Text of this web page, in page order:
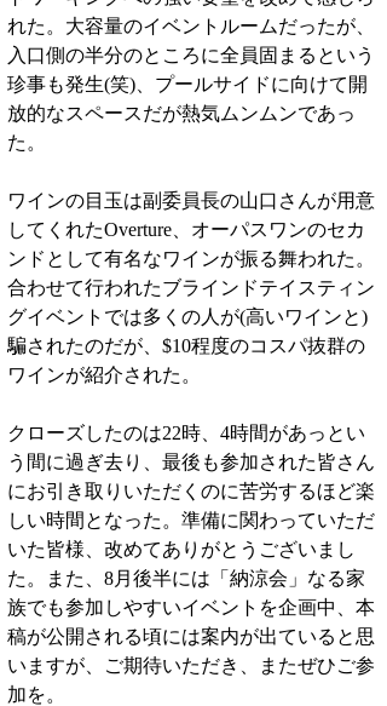
れた。大容量のイベントルームだったが、
入口側の半分のところに全員固まるという
珍事も発生(笑)、プールサイドに向けて開
放的なスペースだが熱気ムンムンであっ
た。
ワインの目玉は副委員長の山口さんが用意
してくれたOverture、オーパスワンのセカ
ンドとして有名なワインが振る舞われた。
合わせて行われたブラインドテイスティン
グイベントでは多くの人が(高いワインと)
騙されたのだが、$10程度のコスパ抜群の
ワインが紹介された。
クローズしたのは22時、4時間があっとい
う間に過ぎ去り、最後も参加された皆さん
にお引き取りいただくのに苦労するほど楽
しい時間となった。準備に関わっていただ
いた皆様、改めてありがとうございまし
た。また、8月後半には「納涼会」なる家
族でも参加しやすいイベントを企画中、本
稿が公開される頃には案内が出ていると思
いますが、ご期待いただき、またぜひご参
加を。